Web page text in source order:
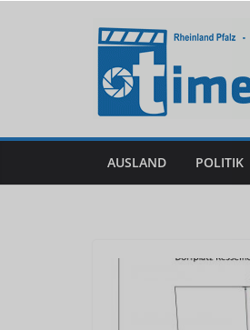
AUSLAND POLITIK